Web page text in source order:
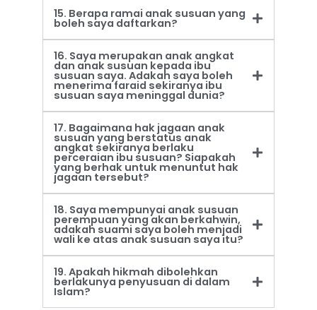
15. Berapa ramai anak susuan yang
boleh saya daftarkan?
16. Saya merupakan anak angkat
dan anak susuan kepada ibu
susuan saya. Adakah saya boleh
menerima faraid sekiranya ibu
susuan saya meninggal dunia?
17. Bagaimana hak jagaan anak
susuan yang berstatus anak
angkat sekiranya berlaku
perceraian ibu susuan? Siapakah
yang berhak untuk menuntut hak
jagaan tersebut?
18. Saya mempunyai anak susuan
perempuan yang akan berkahwin,
adakah suami saya boleh menjadi
wali ke atas anak susuan saya itu?
19. Apakah hikmah dibolehkan
berlakunya penyusuan di dalam
Islam?